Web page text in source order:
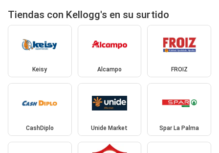
Tiendas con Kellogg's en su surtido
Keisy Alcampo FROIZ
CashDiplo Unide Market Spar La Palma